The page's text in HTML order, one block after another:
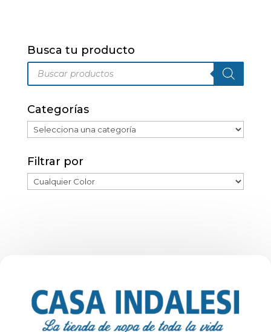
elegir
la
de
producto
Busca tu producto
Búsqueda
productos
Categorías
Filtrar por